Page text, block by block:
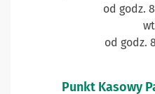
od godz.
od godz.
Punkt Kasowy